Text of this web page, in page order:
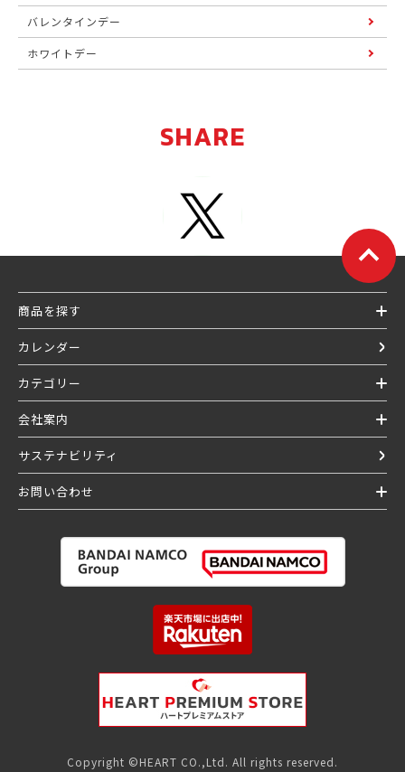
バレンタインデー
ホワイトデー
SHARE
商品を探す
カレンダー
カテゴリー
会社案内
サステナビリティ
お問い合わせ
Copyright ©HEART CO.,Ltd. All rights reserved.